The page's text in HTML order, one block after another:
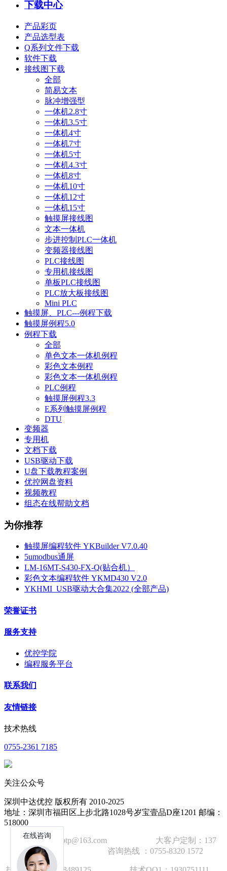
下载中心
产品彩页
产品选型表
Q系列文件下载
软件下载
接线图下载
全部
简易文本
脉冲增强型
一体机2.8寸
一体机3.5寸
一体机4寸
一体机7寸
一体机5寸
一体机4.3寸
一体机8寸
一体机10寸
一体机12寸
一体机15寸
触摸屏接线图
文本一体机
步进控制PLC一体机
变频器接线图
PLC接线图
专用机接线图
单板PLC接线图
PLC放大板接线图
Mini PLC
触摸屏、PLC---例程下载
触摸屏例程5.0
例程下载
全部
单色文本一体机例程
彩色文本例程
彩色文本一体机例程
PLC例程
触摸屏例程3.3
E系列触摸屏例程
DTU
变频器
专用机
文档下载
USB驱动下载
U盘下载教程案例
优控网盘资料
视频教程
组态在线帮助文档
为你推荐
触摸屏编程软件 YKBuilder V7.0.40
5umodbus通屏
LM-16MT-S430-FX-Q(贴合机）
彩色文本编程软件 YKMD430 V2.0
YKHMI_USB驱动大合集2022 (全部产品)
荣誉证书
服务支持
优控学院
编程服务平台
联系我们
友情链接
技术热线
0755-2361 7185
关注公众号
深圳中达优控 版权所有 2010-2025
地址：深圳市福田区上步北路1028号岁宝壹品D座1201 邮编：
518000
技术邮箱：wzbtp@163.com 大客户定制：137
1392 2586 咨询热线 ：0755-8320 1572